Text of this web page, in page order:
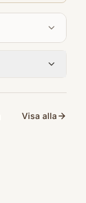
Visa alla